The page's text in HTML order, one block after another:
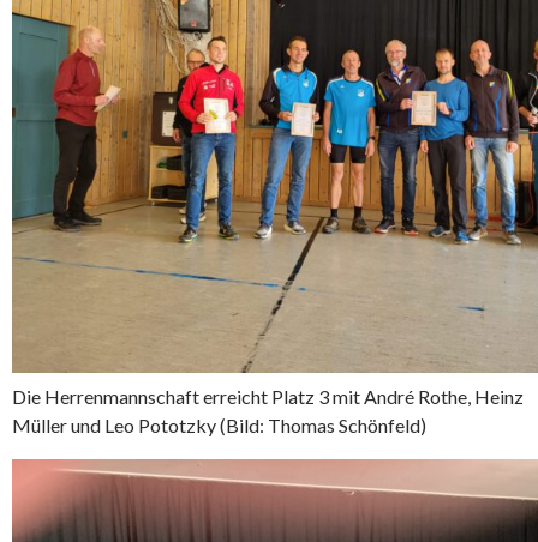
Die Herrenmannschaft erreicht Platz 3 mit André Rothe, Heinz
Müller und Leo Pototzky (Bild: Thomas Schönfeld)